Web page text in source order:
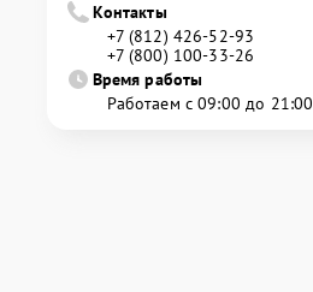
Контакты
+7 (812) 426-52-93
+7 (800) 100-33-26
Время работы
Работаем с 09:00 до 21:00